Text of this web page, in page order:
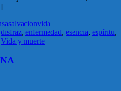
salvacionvida
disfraz, enfermedad, esencia, espíritu,
Vida y muerte